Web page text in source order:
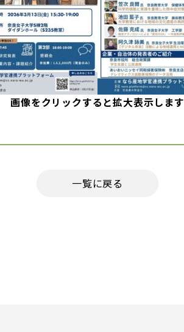
画像をクリックすると拡大表示します
一覧に戻る